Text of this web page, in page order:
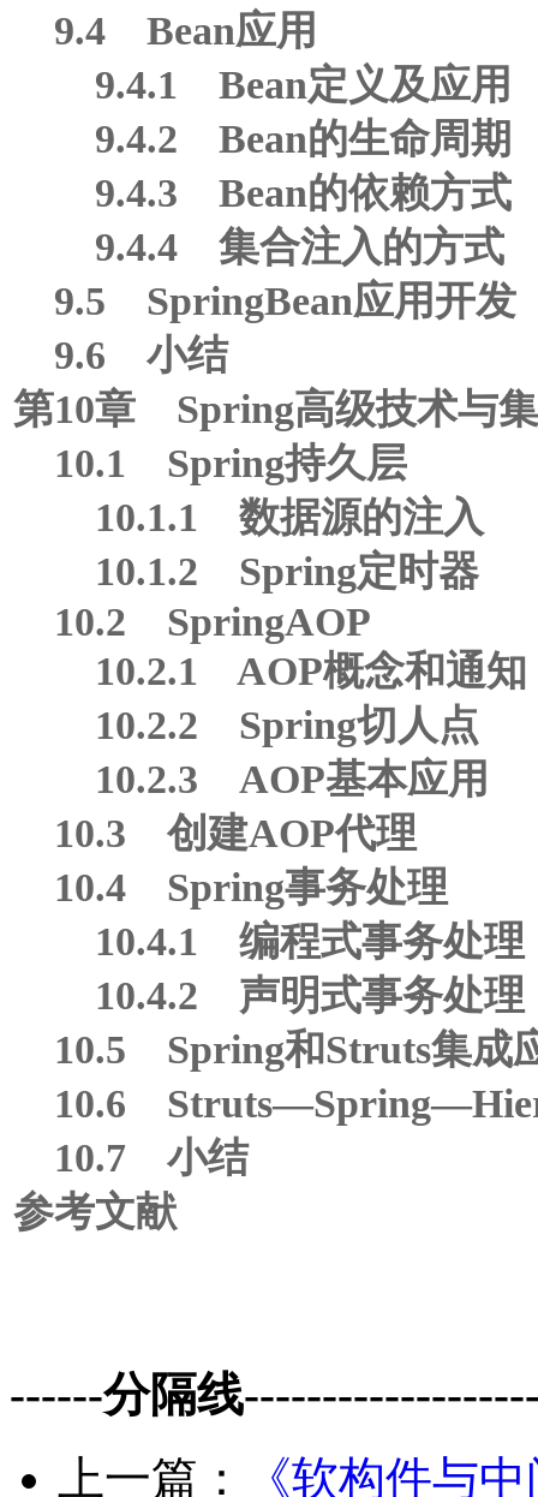
9.4 Bean应用
9.4.1 Bean定义及应用
9.4.2 Bean的生命周期
9.4.3 Bean的依赖方式
9.4.4 集合注入的方式
9.5 SpringBean应用开发
9.6 小结
第10章 Spring高级技术与
10.1 Spring持久层
10.1.1 数据源的注入
10.1.2 Spring定时器
10.2 SpringAOP
10.2.1 AOP概念和通知
10.2.2 Spring切人点
10.2.3 AOP基本应用
10.3 创建AOP代理
10.4 Spring事务处理
10.4.1 编程式事务处理
10.4.2 声明式事务处理
10.5 Spring和Struts集成
10.6
10.7 小结
参考文献
------分隔线
上一篇：
《软构件与